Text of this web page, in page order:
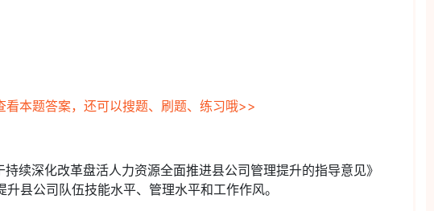
看本题答案，还可以搜题、刷题、练习哦>>
续深化改革盘活人力资源全面推进县公司管理提升的指导意见》
县公司队伍技能水平、管理水平和工作作风。